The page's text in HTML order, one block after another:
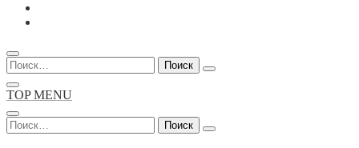
содержимому
Найти:
TOP MENU
Найти: